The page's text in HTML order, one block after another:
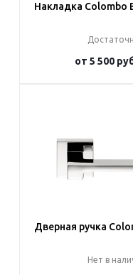
Накладка Colombo
от 5 500
Дверная ручка
Нет в